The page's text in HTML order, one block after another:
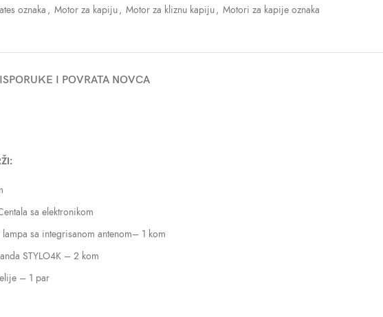
oznaka , Motor za kapiju, Motor za kliznu kapiju, Motori za kapije oznaka
I POVRATA NOVCA
sa elektronikom
lampa sa integrisanom antenom– 1 kom
STYLO4K – 2 kom
– 1 par